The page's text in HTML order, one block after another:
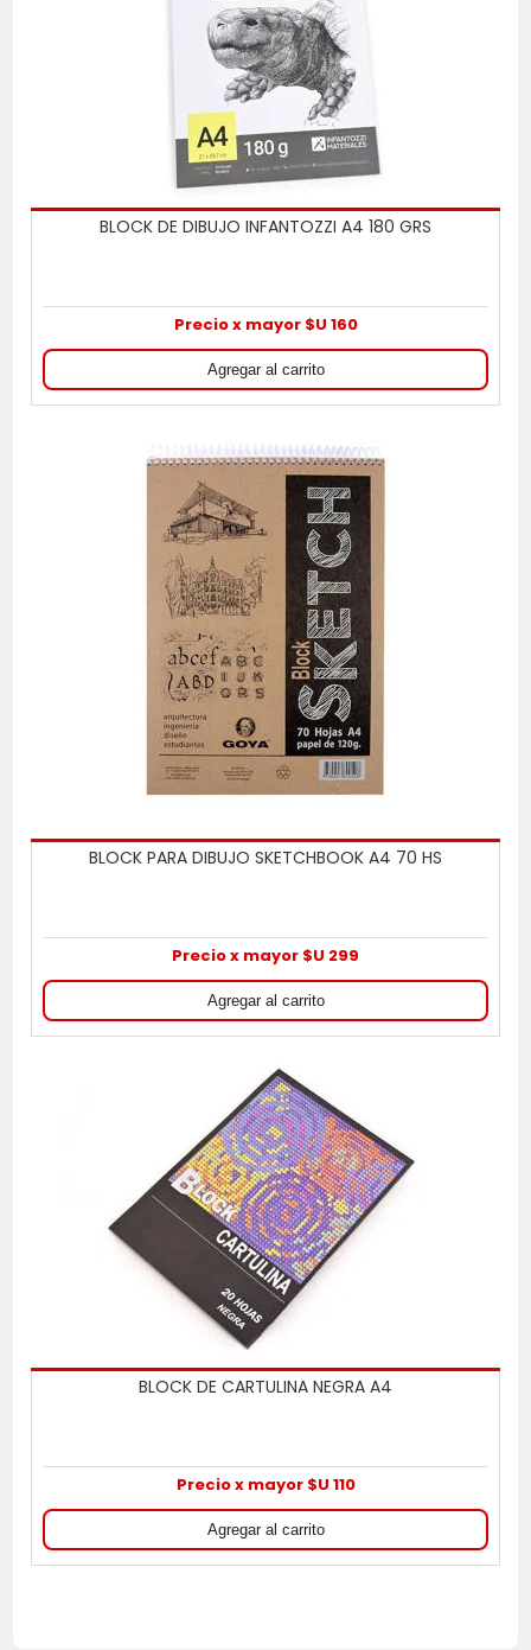
BLOCK DE DIBUJO INFANTOZZI A4 180 GRS
Precio x mayor $U 160
BLOCK PARA DIBUJO SKETCHBOOK A4 70 HS
Precio x mayor $U 299
BLOCK DE CARTULINA NEGRA A4
Precio x mayor $U 110